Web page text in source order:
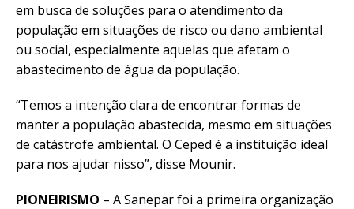
em busca de soluções para o atendimento da
população em situações de risco ou dano ambiental
ou social, especialmente aquelas que afetam o
abastecimento de água da população.
“Temos a intenção clara de encontrar formas de
manter a população abastecida, mesmo em situações
de catástrofe ambiental. O Ceped é a instituição ideal
para nos ajudar nisso”, disse Mounir.
PIONEIRISMO – A Sanepar foi a primeira organização